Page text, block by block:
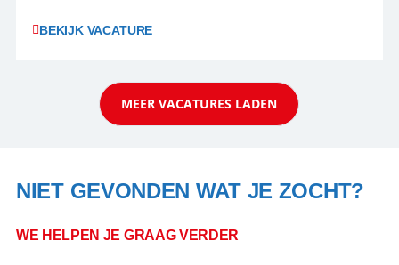
vakantiegangers de meest prachtige plekjes op
werken: of het nu gaat om vragen ...
BEKIJK VACATURE
MEER VACATURES LADEN
NIET GEVONDEN WAT JE ZOCHT?
WE HELPEN JE GRAAG VERDER